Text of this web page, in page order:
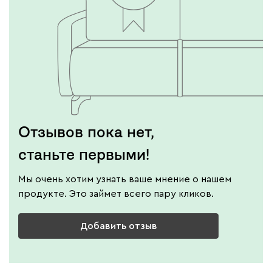
Отзывов пока нет,
станьте первыми!
Мы очень хотим узнать ваше мнение о нашем
продукте. Это займет всего пару кликов.
Добавить отзыв